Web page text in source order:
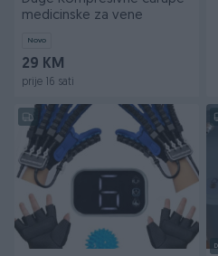
medicinske za vene
Novo
29 KM
prije 16 sati